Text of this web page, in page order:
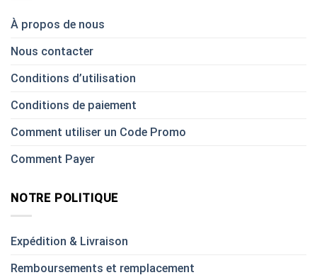
À propos de nous
Nous contacter
Conditions d’utilisation
Conditions de paiement
Comment utiliser un Code Promo
Comment Payer
NOTRE POLITIQUE
Expédition & Livraison
Remboursements et remplacement